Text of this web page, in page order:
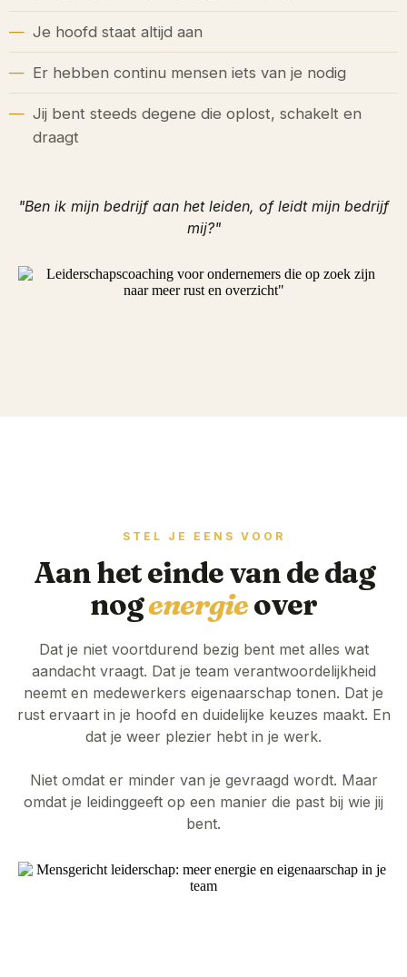
Je hoofd staat altijd aan
Er hebben continu mensen iets van je nodig
Jij bent steeds degene die oplost, schakelt en
draagt
"Ben ik mijn bedrijf aan het leiden, of leidt mijn bedrijf
mij?"
STEL JE EENS VOOR
Aan het einde van de dag
nogenergieover
Dat je niet voortdurend bezig bent met alles wat
aandacht vraagt. Dat je team verantwoordelijkheid
neemt en medewerkers eigenaarschap tonen. Dat je
rust ervaart in je hoofd en duidelijke keuzes maakt. En
dat je weer plezier hebt in je werk.
Niet omdat er minder van je gevraagd wordt. Maar
omdat je leidinggeeft op een manier die past bij wie jij
bent.